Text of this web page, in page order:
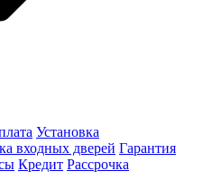
Установка
входных дверей Гарантия
Кредит Рассрочка